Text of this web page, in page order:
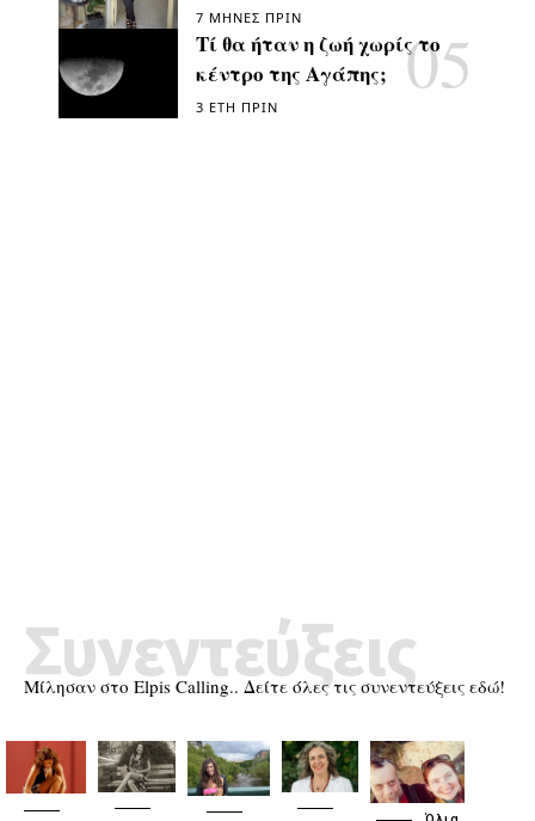
7 ΜΉΝΕΣ ΠΡΙΝ
Τί θα ήταν η ζωή χωρίς το
κέντρο της Αγάπης;
3 ΈΤΗ ΠΡΙΝ
Μίλησαν στο Elpis Calling.. Δείτε όλες τις συνεντεύξεις εδώ!
Συνεντεύξεις